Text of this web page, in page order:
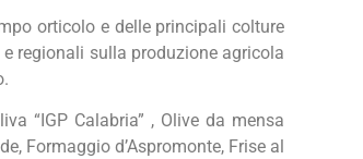
orticolo e delle principali colture
regionali sulla produzione agricola
“IGP Calabria” , Olive da mensa
Formaggio d’Aspromonte, Frise al